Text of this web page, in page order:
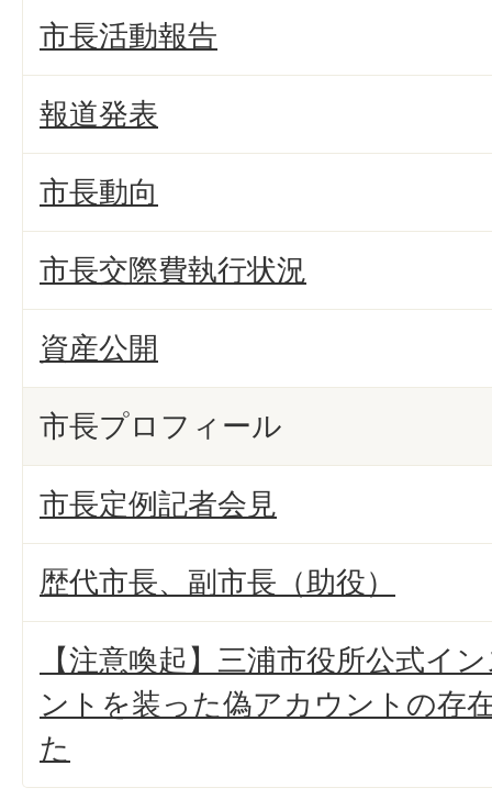
市長活動報告
報道発表
市長動向
市長交際費執行状況
資産公開
市長プロフィール
市長定例記者会見
歴代市長、副市長（助役）
【注意喚起】三浦市役所公式イ
ントを装った偽アカウントの存
た